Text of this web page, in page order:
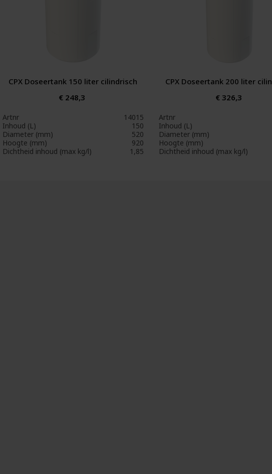
CPX Doseertank 150 liter cilindrisch
€ 248,3
Artnr
14015
Inhoud (L)
150
Diameter (mm)
520
Hoogte (mm)
920
Dichtheid inhoud (max kg/l)
1,85
CPX Doseertank 200 liter
€ 326,3
Artnr
Inhoud (L)
Diameter (mm)
Hoogte (mm)
Dichtheid inhoud (max kg/l)